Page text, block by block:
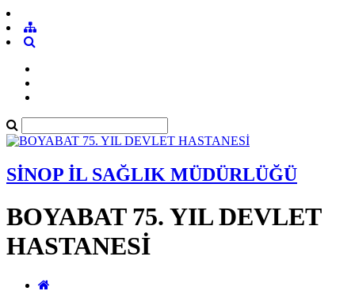
SİNOP İL SAĞLIK MÜDÜRLÜĞÜ
BOYABAT 75. YIL DEVLET
HASTANESİ